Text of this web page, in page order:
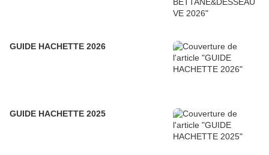
GUIDE HACHETTE 2026
GUIDE HACHETTE 2025